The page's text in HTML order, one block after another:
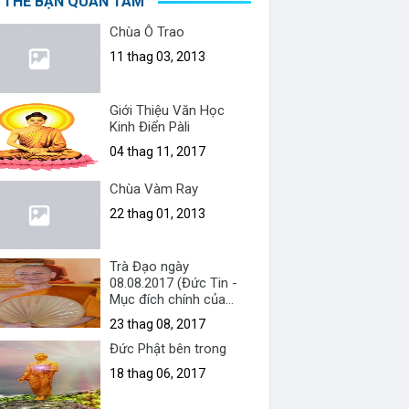
Chùa Ô Trao
11 thag 03, 2013
Giới Thiệu Văn Học
Kinh Điển Pàli
04 thag 11, 2017
Chùa Vàm Ray
22 thag 01, 2013
Trà Đạo ngày
08.08.2017 (Đức Tin -
Mục đích chính của
người tu)
23 thag 08, 2017
Đức Phật bên trong
18 thag 06, 2017